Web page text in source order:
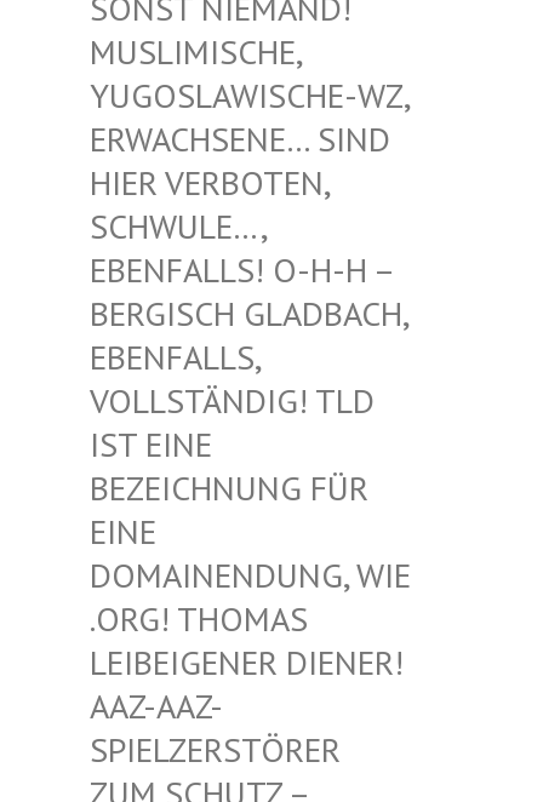
ISCHE, YUGOSL
AWISCHE-WZ, ERWACH
SENE… SIND HIER V
ERBOTEN, SCHWUL
E…, EBENFA
LLS! O-H-H – BERGIS
CH GLADBACH, EBENFA
LLS, VOLLST
ÄNDIG! TLD IST EI
NE BEZEIC
HNUNG FÜR EINE D
OMAIN
ENDUNG, WIE .ORG!
THOMAS LEIBEI
GENER DIENER! AAZ-AA
Z-SPIELZ
ERSTÖRER ZUM SC
HUTZ – WEISSMA